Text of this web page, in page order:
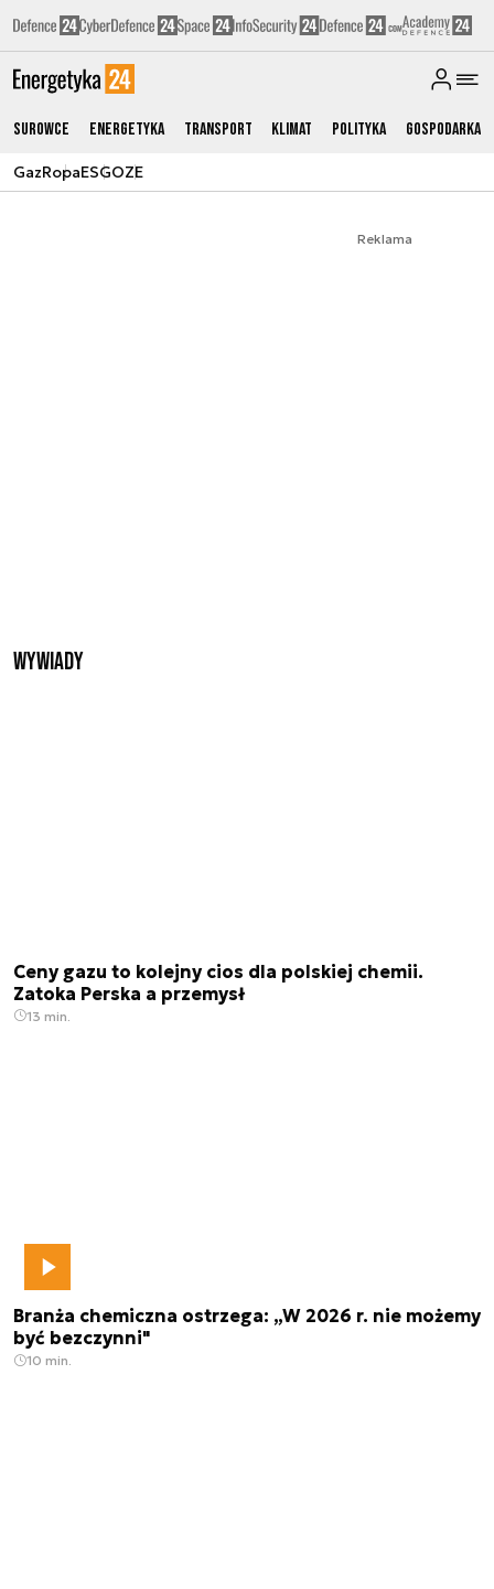
Surowce Energetyka Transport Klimat Polityka Gospodarka
GazRopaESGOZE
Reklama
Wywiady
Ceny gazu to kolejny cios dla polskiej chemii.
Zatoka Perska a przemysł
13 min.
Branża chemiczna ostrzega: „W 2026 r. nie możemy
być bezczynni"
10 min.